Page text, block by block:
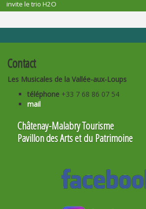
invite le trio H2O
Contact
Les Musicales de la Vallée-aux-Loups
téléphone +33 7 68 86 07 54
mail
Châtenay-Malabry Tourisme
Pavillon des Arts et du Patrimoine